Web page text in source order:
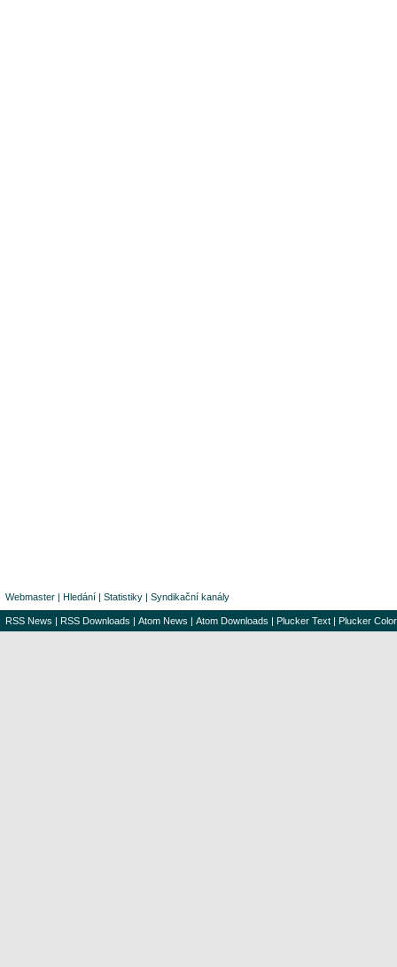
Webmaster | Hledání | Statistiky | Syndikační kanály
RSS News | RSS Downloads | Atom News | Atom Downloads | Plucker Text | Plucker Color